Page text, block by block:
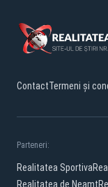
ContactTermeni și
Parteneri:
Realitatea Sportiva
Realitatea de Neamt